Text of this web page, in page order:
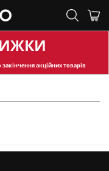
акційних товарів